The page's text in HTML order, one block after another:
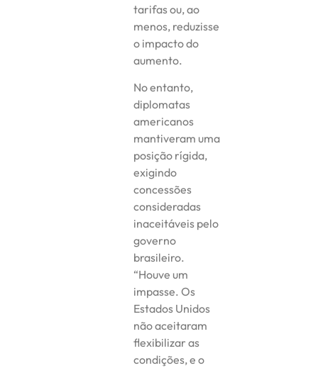
tarifas ou, ao
menos, reduzisse
o impacto do
aumento.
No entanto,
diplomatas
americanos
mantiveram uma
posição rígida,
exigindo
concessões
consideradas
inaceitáveis pelo
governo
brasileiro.
“Houve um
impasse. Os
Estados Unidos
não aceitaram
flexibilizar as
condições, e o